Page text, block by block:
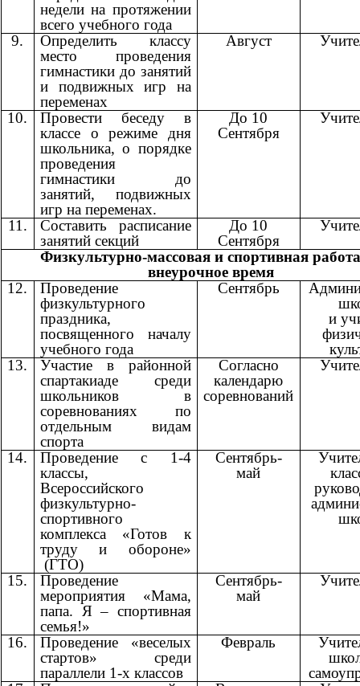
недели на протяжении
всего учебного года
9.
Определить классу
место проведения
гимнастики до занятий
и подвижных игр на
переменах
Август
10.
Провести беседу в
классе о режиме дня
школьника, о порядке
проведения
гимнастики до
занятий, подвижных
игр на переменах.
До 10
Сентября
11.
Составить расписание
занятий секций
До 10
Сентября
Физкультурно-массовая и спортивная
внеурочное время
12.
Проведение
физкультурного
праздника,
посвященного началу
учебного года
Сентябрь
и
13.
Участие в районной
спартакиаде среди
школьников в
соревнованиях по
отдельным видам
спорта
Согласно
календарю
соревнований
14.
Проведение с 1-4
классы,
Всероссийского
физкультурно-
спортивного
комплекса «Готов к
труду и обороне»
(ГТО)
Сентябрь-
май
15.
Проведение
мероприятия «Мама,
папа. Я – спортивная
семья!»
Сентябрь-
май
16.
Проведение «веселых
стартов» среди
параллели 1-х классов
Февраль